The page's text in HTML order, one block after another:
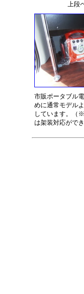
上段
市販ポータブル
めに通常モデル
しています。（
は架装対応ができ